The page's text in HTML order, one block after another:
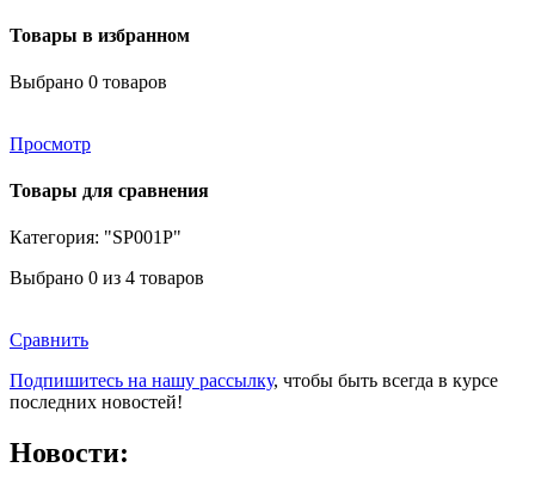
Товары в избранном
Выбрано 0 товаров
Просмотр
Товары для сравнения
Категория: "SP001P"
Выбрано 0 из 4 товаров
Сравнить
Подпишитесь на нашу рассылку, чтобы быть всегда в курсе
последних новостей!
Новости: